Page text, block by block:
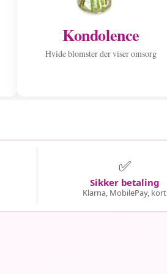
Kondolence
Hvide blomster der viser omsorg
✅
Sikker betaling
Klarna, MobilePay, kort